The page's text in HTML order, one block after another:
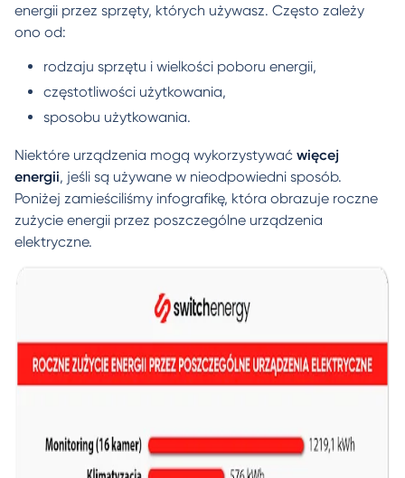
energii przez sprzęty, których używasz. Często zależy
ono od:
rodzaju sprzętu i wielkości poboru energii,
częstotliwości użytkowania,
sposobu użytkowania.
Niektóre urządzenia mogą wykorzystywać więcej
energii, jeśli są używane w nieodpowiedni sposób.
Poniżej zamieściliśmy infografikę, która obrazuje roczne
zużycie energii przez poszczególne urządzenia
elektryczne.